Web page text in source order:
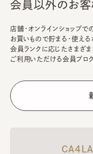
会員以外のお
店舗・オンラインショップで
お買いもので貯まる・使える
会員ランクに応じたさまざ
ご利用いただける会員プロ